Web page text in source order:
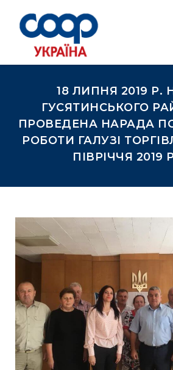
18 ЛИПНЯ 2019 Р.
ГУСЯТИНСЬКОГО
ПРОВЕДЕНА НАРАДА
РОБОТИ ГАЛУЗІ
ПІВРІЧЧЯ 2019